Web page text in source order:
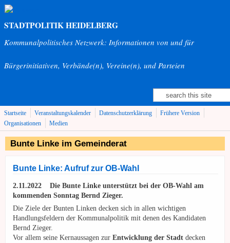
Direkt zum Inhalt
STADTPOLITIK HEIDELBERG
Kommunalpolitisches Netzwerk: Informationen von und für
Bürgerinitiativen, Verbände(n), Vereine(n), und Parteien
Suchformular
Suche
Startseite Veranstaltungskalender Datenschutzerklärung
Frühere Version
Organisationen
Medien
Bunte Linke im Gemeinderat
Bunte Linke: Aufruf zur OB-Wahl
2.11.2022 Die Bunte Linke unterstützt bei der OB-Wahl am
kommenden Sonntag Bernd Zieger.
Die Ziele der Bunten Linken decken sich in allen wichtigen
Handlungsfeldern der Kommunalpolitik mit denen des Kandidaten
Bernd Zieger.
Vor allem seine Kernaussagen zur Entwicklung der Stadt decken